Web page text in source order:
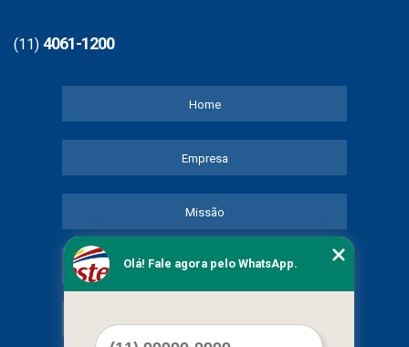
(11) 4061-1200
Home
Empresa
Missão
Serviços
Olá! Fale agora pelo WhatsApp.